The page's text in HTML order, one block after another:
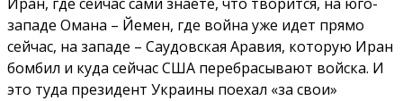
западе Омана – Йемен, где война уже идет прямо
сейчас, на западе – Саудовская Аравия, которую Иран
бомбил и куда сейчас США перебрасывают войска. И
это туда президент Украины поехал «за свои»